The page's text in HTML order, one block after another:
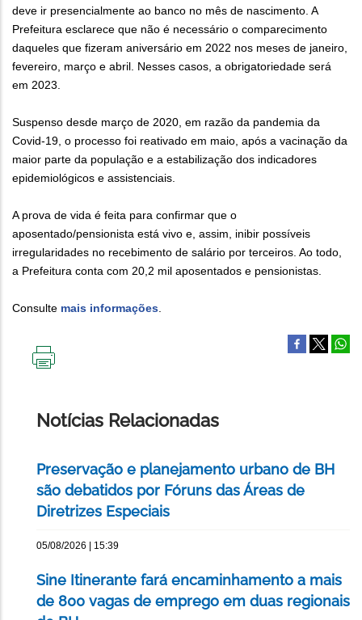
deve ir presencialmente ao banco no mês de nascimento. A
Prefeitura esclarece que não é necessário o comparecimento
daqueles que fizeram aniversário em 2022 nos meses de janeiro,
fevereiro, março e abril. Nesses casos, a obrigatoriedade será
em 2023.
Suspenso desde março de 2020, em razão da pandemia da
Covid-19, o processo foi reativado em maio, após a vacinação da
maior parte da população e a estabilização dos indicadores
epidemiológicos e assistenciais.
A prova de vida é feita para confirmar que o
aposentado/pensionista está vivo e, assim, inibir possíveis
irregularidades no recebimento de salário por terceiros. Ao todo,
a Prefeitura conta com 20,2 mil aposentados e pensionistas.
Consulte mais informações.
Notícias Relacionadas
Preservação e planejamento urbano de BH
são debatidos por Fóruns das Áreas de
Diretrizes Especiais
05/08/2026 | 15:39
Sine Itinerante fará encaminhamento a mais
de 800 vagas de emprego em duas regionais